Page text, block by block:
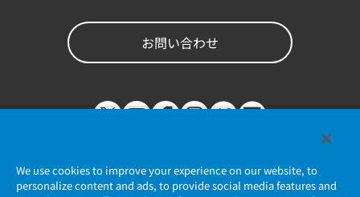
お問い合わせ
We use cookies to improve your experience on our website, to
personalize content and ads, to provide social media features and